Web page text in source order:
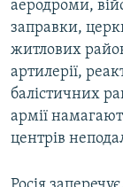
аеродроми,
заправки,
житлових
артилерії,
балістичних
армії
центрів